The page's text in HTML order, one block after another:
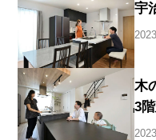
宇
木
3